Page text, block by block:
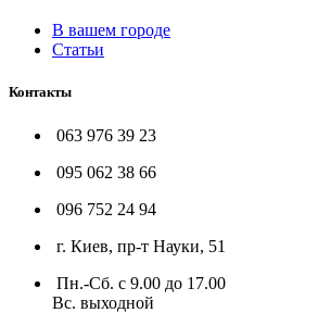
В вашем городе
Статьи
Контакты
063 976 39 23
095 062 38 66
096 752 24 94
г. Киев, пр-т Науки, 51
Пн.-Сб. с 9.00 до 17.00
Вс. выходной